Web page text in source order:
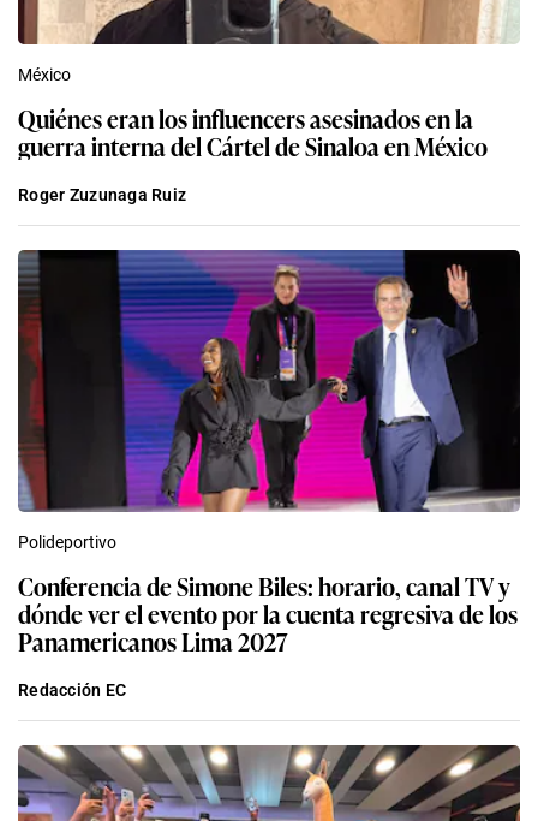
México
Quiénes eran los influencers asesinados en la
guerra interna del Cártel de Sinaloa en México
Roger Zuzunaga Ruiz
Polideportivo
Conferencia de Simone Biles: horario, canal TV y
dónde ver el evento por la cuenta regresiva de los
Panamericanos Lima 2027
Redacción EC